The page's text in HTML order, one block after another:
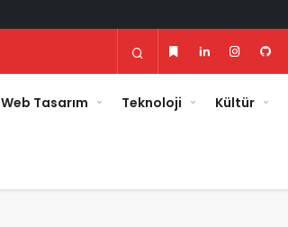
Web Tasarım Teknoloji Kültür